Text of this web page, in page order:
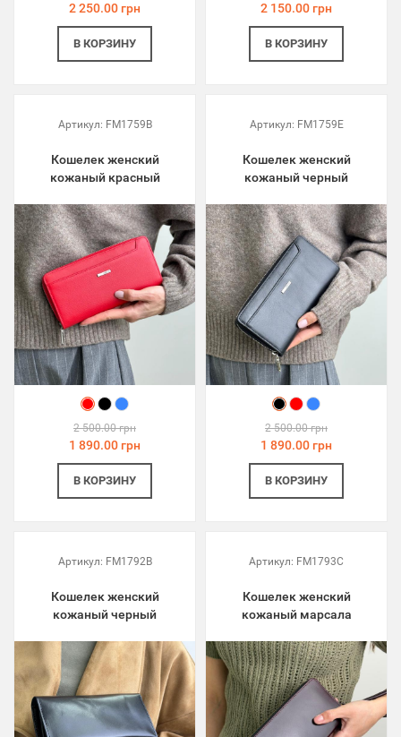
2 250.00 грн
В КОРЗИНУ
2 150.00 грн
В КОРЗИНУ
Артикул: FM1759B
Кошелек женский
кожаный красный
2 500.00 грн
1 890.00 грн
В КОРЗИНУ
Артикул: FM1759E
Кошелек женский
кожаный черный
2 500.00 грн
1 890.00 грн
В КОРЗИНУ
Артикул: FM1792B
Кошелек женский
кожаный черный
Артикул: FM1793C
Кошелек женский
кожаный марсала